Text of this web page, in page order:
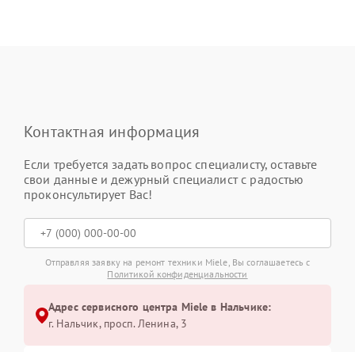
Контактная информация
Если требуется задать вопрос специалисту, оставьте
свои данные и дежурный специалист с радостью
проконсультирует Вас!
Отправляя заявку на ремонт техники Miele, Вы соглашаетесь с
Политикой конфиденциальности
Адрес сервисного центра Miele в Нальчике:
г. Нальчик, просп. Ленина, 3